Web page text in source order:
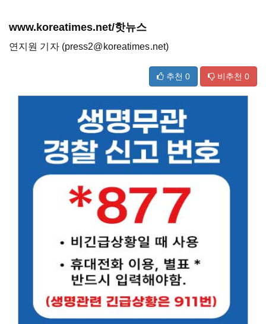
www.koreatimes.net/핫뉴스
연지원 기자 (press2@koreatimes.net)
추천 0 비추천 0